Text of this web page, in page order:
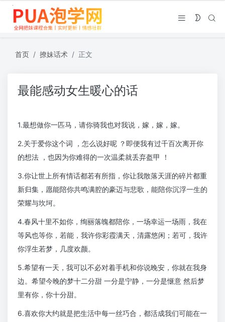
首页 撩妹话术 正文
最能感动女生暖心的话
1.最想做你一匹马，请你骑我也对我说，嫁，嫁，嫁。
2.关于爱你这个词 ，怎么说好呢 ？即便我有过千百次离开你
的想法 ，也因为你难得的一次温柔就丢弃盔甲 ！
3.你让世上所有情话都若有所指，你让我散落天涯的碎片都重
新归集，愿能陪你共鸣满腔的豪迈与悲歌，能陪你沉浮一生的
荣耀与坎坷。
4.春风十里不如你，绚丽落魄都陪你，一场幸运一场雨，我在
等风也等你，若能，我许你彩霞满天，清露悠闲；若可，我许
你浮生若梦，几度欢颜。
5.希望有一天，我可以不必对着手机和你说晚安，你就在我身
边。希望今晚的梦十二分甜 一分是宁静，一分是惬意 然后梦
里有你，你十分甜。
6.喜欢你大约就是把生活中每一丝巧合，都活成我们可能在一